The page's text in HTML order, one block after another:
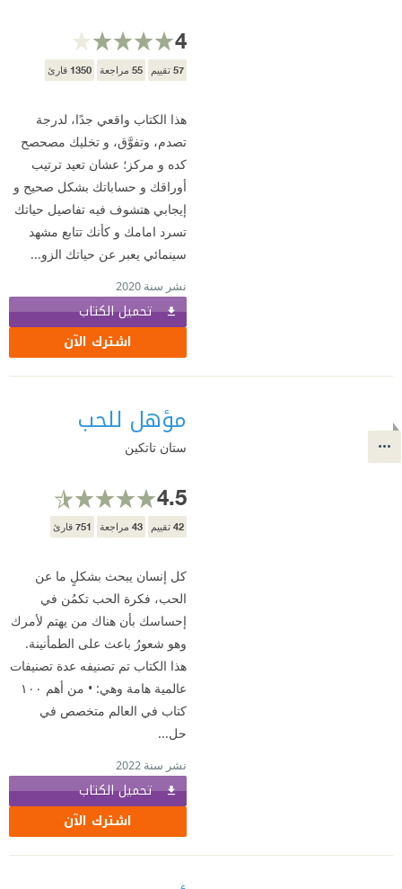
4
57 تقييم 55 مراجعة 1350 قارئ
هذا الكتاب واقعي جدًا، لدرجة
تصدم، وتفوَّق، و تخليك مصحصح
كده و مركز؛ عشان تعيد ترتيب
أوراقك و حساباتك بشكل صحيح و
إيجابي هتشوف فيه تفاصيل حياتك
تسرد امامك و كأنك تتابع مشهد
سينمائي يعبر عن حياتك الزو...
نشر سنة 2020
تحميل الكتاب
اشترك الآن
مؤهل للحب
ستان تاتكين
4.5
42 تقييم 43 مراجعة 751 قارئ
كل إنسان يبحث بشكلٍ ما عن
الحب، فكرة الحب تكمُن في
إحساسك بأن هناك من يهتم لأمرك
وهو شعورُ باعث على الطمأنينة.
هذا الكتاب تم تصنيفه عدة تصنيفات
عالمية هامة وهي: • من أهم ١٠٠
كتاب في العالم متخصص في
حل...
نشر سنة 2022
تحميل الكتاب
اشترك الآن